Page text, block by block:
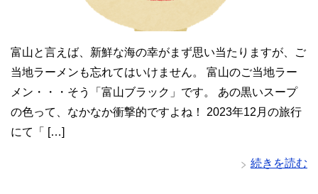
富山と言えば、新鮮な海の幸がまず思い当たりますが、ご
当地ラーメンも忘れてはいけません。 富山のご当地ラー
メン・・・そう「富山ブラック」です。 あの黒いスープ
の色って、なかなか衝撃的ですよね！ 2023年12月の旅行
にて「 […]
続きを読む